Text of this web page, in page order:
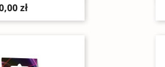
zł